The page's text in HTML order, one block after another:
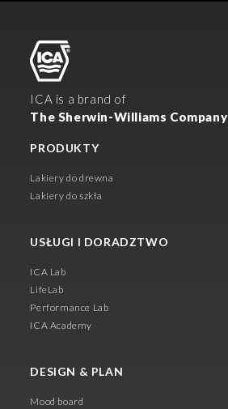
ICA is a brand of
The Sherwin-Williams Company
PRODUKTY
Lakiery do drewna
Lakiery do szkła
USŁUGI I DORADZTWO
ICA Lab
LifeLab
Performance Lab
ICA Academy
DESIGN & PLAN
Mood board